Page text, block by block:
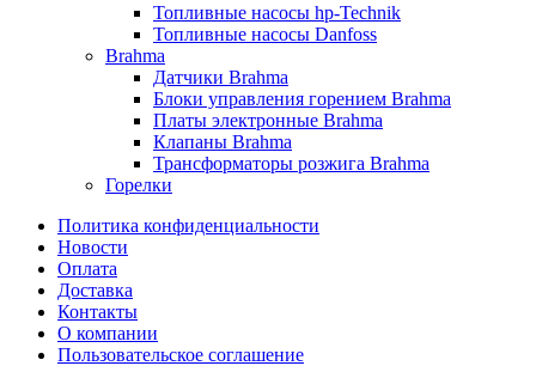
Топливные насосы hp-Technik
Топливные насосы Danfoss
Brahma
Датчики Brahma
Блоки управления горением Brahma
Платы электронные Brahma
Клапаны Brahma
Трансформаторы розжига Brahma
Горелки
Политика конфиденциальности
Новости
Оплата
Доставка
Контакты
О компании
Пользовательское соглашение